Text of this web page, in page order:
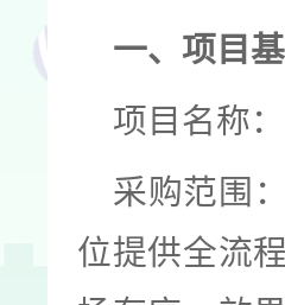
一、项目
项目名称
采购范围
位提供全流